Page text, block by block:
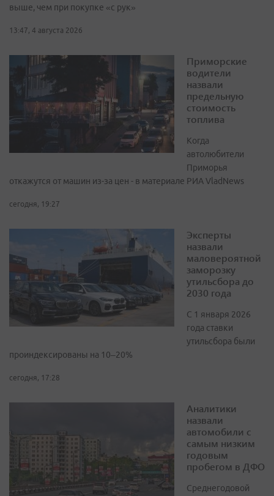
выше, чем при покупке «с рук»
13:47, 4 августа 2026
Приморские
водители
назвали
предельную
стоимость
топлива
Когда
автолюбители
Приморья
откажутся от машин из-за цен - в материале РИА VladNews
сегодня, 19:27
Эксперты
назвали
маловероятной
заморозку
утильсбора до
2030 года
С 1 января 2026
года ставки
утильсбора были
проиндексированы на 10–20%
сегодня, 17:28
Аналитики
назвали
автомобили с
самым низким
годовым
пробегом в ДФО
Среднегодовой